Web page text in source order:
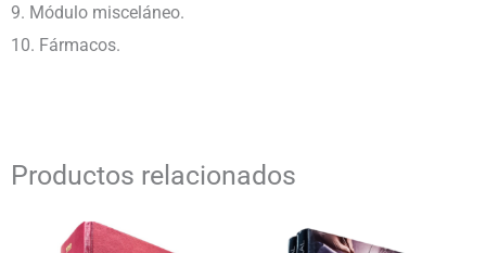
9. Módulo misceláneo.
10. Fármacos.
Productos relacionados